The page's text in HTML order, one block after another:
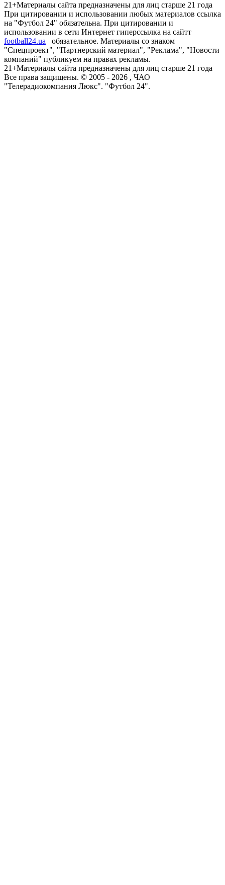
21+Материалы сайта предназначены для лиц старше 21 года
При цитировании и использовании любых материалов ссылка
на "Футбол 24" обязательна. При цитировании и
использовании в сети Интернет гиперссылка на сайтт
football24.ua
обязательное. Материалы со знаком
"Спецпроект", "Партнерский материал", "Реклама", "Новости
компаний" публикуем на правах рекламы.
21+Материалы сайта предназначены для лиц старше 21 года
Все права защищены. © 2005 - 2026 , ЧАО
"Телерадиокомпания Люкс". "Футбол 24".